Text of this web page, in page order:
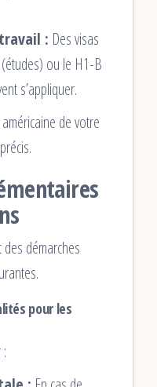
: Des visas
ou le H1-B
s’appliquer.
de votre
démarches
pour les
: